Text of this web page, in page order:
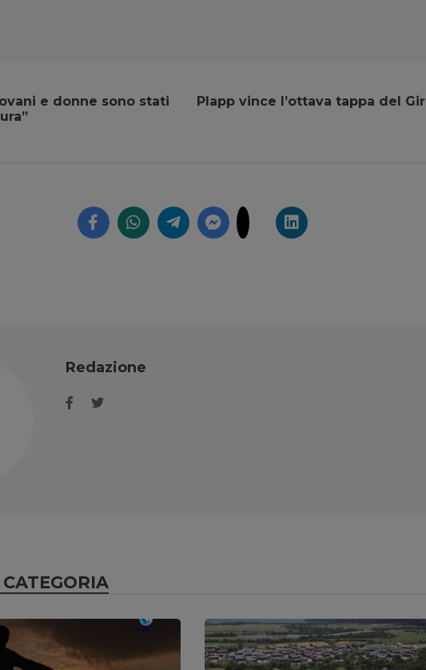
e donne sono stati
Plapp vince l’ottava tappa del
Redazione